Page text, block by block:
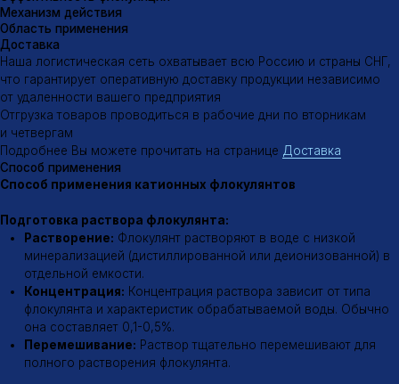
она составляет 0,1-0,5%.
Перемешивание:Раствор тщательно перемешивают для
полного растворения флокулянта.
Введение раствора в обрабатываемую воду:
Точка ввода:Раствор флокулянта вводят в поток
обрабатываемой воды в специальной точке, где
Дозирование:Дозирование раствора проводят с помощью
дозирующих насосов или других дозирующих устройств.
Дозировка флокулянта подбирается опытным путем и
зависит от многих факторов, таких как концентрация
взвешенных веществ, их природа, pH воды, температура и др.
Флокулятор: После введения флокулянта вода поступает в
флокулятор – специальное устройство, в котором создаются
условия для эффективного образования флокул.
Перемешивание:В флокуляторе происходит медленное
перемешивание воды для обеспечения контакта частиц
загрязнений с молекулами флокулянта.
Осаждение:
Образовавшиеся флокулы оседают на дно
отстойника.
Для получения более подробной информации о применении
катионных флокулянтов рекомендуем обратиться к нашим